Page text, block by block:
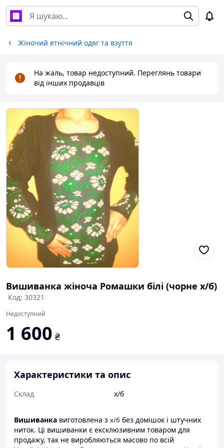
Жіночий етнічний одяг та взуття
На жаль, товар недоступний. Переглянь товари
від інших продавців
Вишиванка жіноча Ромашки білі (чорне х/б)
Код: 30321
Недоступний
1 600 ₴
Характеристики та опис
Склад х/б
Вишиванка виготовлена з х/б без домішок і штучних
ниток. Ці вишиванки є ексклюзивним товаром для
продажу, так не виробляються масово по всій